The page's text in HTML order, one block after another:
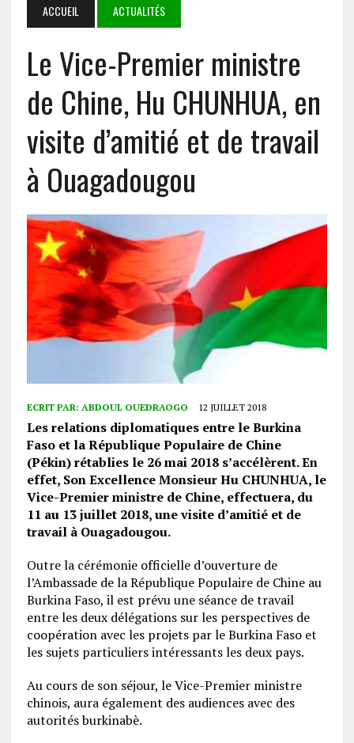
ACCUEIL ACTUALITÉS
Le Vice-Premier ministre
de Chine, Hu CHUNHUA, en
visite d’amitié et de travail
à Ouagadougou
ECRIT PAR: ABDOUL OUEDRAOGO 12 JUILLET 2018
Les relations diplomatiques entre le Burkina
Faso et la République Populaire de Chine
(Pékin) rétablies le 26 mai 2018 s’accélèrent. En
effet, Son Excellence Monsieur Hu CHUNHUA, le
Vice-Premier ministre de Chine, effectuera, du
11 au 13 juillet 2018, une visite d’amitié et de
travail à Ouagadougou.
Outre la cérémonie officielle d’ouverture de
l’Ambassade de la République Populaire de Chine au
Burkina Faso, il est prévu une séance de travail
entre les deux délégations sur les perspectives de
coopération avec les projets par le Burkina Faso et
les sujets particuliers intéressants les deux pays.
Au cours de son séjour, le Vice-Premier ministre
chinois, aura également des audiences avec des
autorités burkinabè.